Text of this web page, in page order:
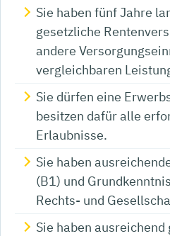
Sie haben fünf Jahre
gesetzliche
andere
vergleichbaren
Sie dürfen eine
besitzen dafür alle
Erlaubnisse.
Sie haben
(B1) und
Rechts- und
Sie haben